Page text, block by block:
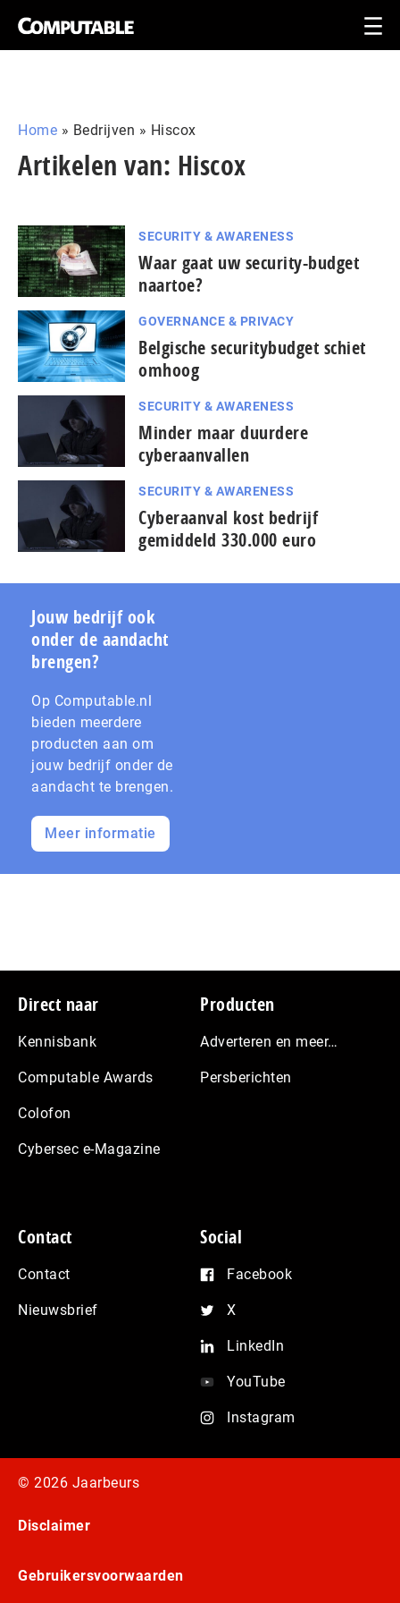
Home » Bedrijven » Hiscox
Artikelen van: Hiscox
SECURITY & AWARENESS
Waar gaat uw security-budget
naartoe?
GOVERNANCE & PRIVACY
Belgische securitybudget schiet
omhoog
SECURITY & AWARENESS
Minder maar duurdere
cyberaanvallen
SECURITY & AWARENESS
Cyberaanval kost bedrijf
gemiddeld 330.000 euro
Jouw bedrijf ook
onder de aandacht
brengen?
Op Computable.nl
bieden meerdere
producten aan om
jouw bedrijf onder de
aandacht te brengen.
Meer informatie
Footer
Direct naar
Kennisbank
Computable Awards
Colofon
Cybersec e-Magazine
Producten
Adverteren en meer…
Persberichten
Contact
Contact
Nieuwsbrief
Social
Facebook
X
LinkedIn
YouTube
Instagram
© 2026 Jaarbeurs
Disclaimer
Gebruikersvoorwaarden